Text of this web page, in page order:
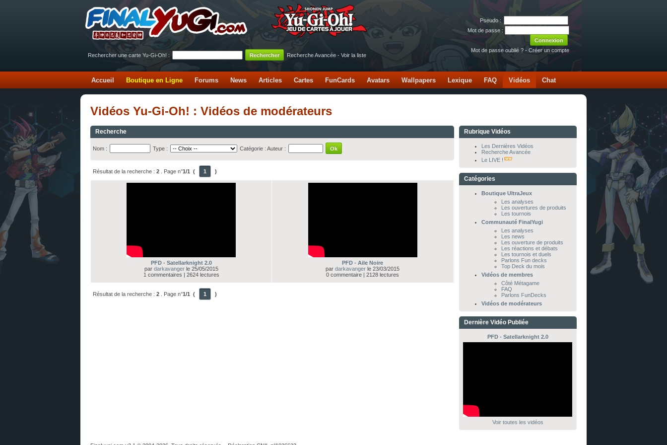
Pseudo :
Mot de passe :
Mot de passe oublié ? - Créer un compte
Rechercher une carte Yu-Gi-Oh! :
Recherche Avancée - Voir la liste
Accueil Boutique en Ligne Forums News Articles Cartes FunCards Avatars Wallpapers Lexique FAQ Vidéos Chat
Vidéos Yu-Gi-Oh! : Vidéos de modérateurs
Recherche
Nom : Type : Catégorie : Auteur :
Résultat de la recherche : 2 . Page n°1/1 ( 1 )
PFD - Satellarknight 2.0
par darkavangerle 25/05/2015
1 commentaires | 2624 lectures
PFD - Aile Noire
par darkavanger le 23/03/2015
0 commentaire | 2128 lectures
Résultat de la recherche : 2 . Page n°1/1 ( 1 )
Rubrique Vidéos
Les Dernières Vidéos
Recherche Avancée
Le LIVE !
Catégories
Boutique UltraJeux
Les analyses
Les ouvertures de produits
Les tournois
Communauté FinalYugi
Les analyses
Les news
Les ouverture de produits
Les réactions et débats
Les tournois et duels
Parlons Fun decks
Top Deck du mois
Vidéos de membres
Côté Métagame
FAQ
Parlons FunDecks
Vidéos de modérateurs
Dernière Vidéo Publiée
PFD - Satellarknight 2.0
Voir toutes les vidéos